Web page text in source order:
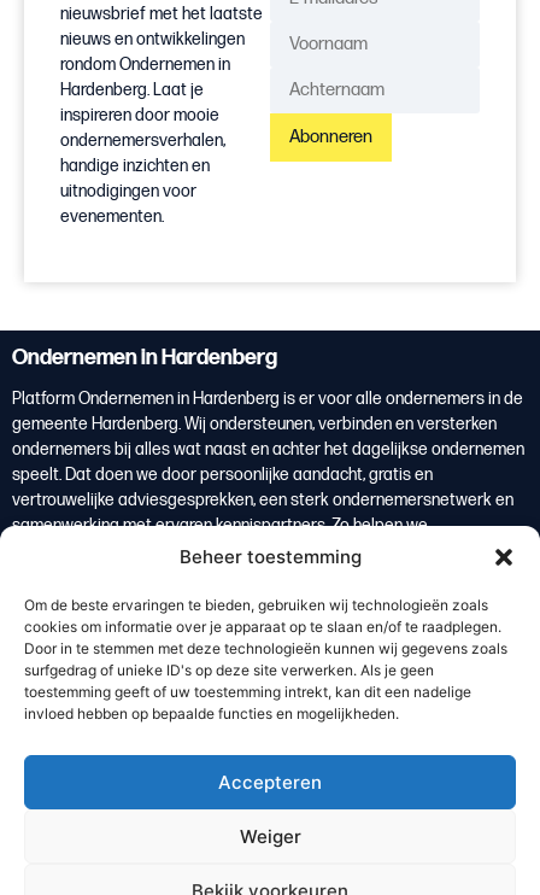
Beheer toestemming
Om de beste ervaringen te bieden, gebruiken wij technologieën zoals
cookies om informatie over je apparaat op te slaan en/of te raadplegen.
Door in te stemmen met deze technologieën kunnen wij gegevens zoals
surfgedrag of unieke ID's op deze site verwerken. Als je geen
toestemming geeft of uw toestemming intrekt, kan dit een nadelige
invloed hebben op bepaalde functies en mogelijkheden.
Accepteren
Weiger
Bekijk voorkeuren
nieuwsbrief met het laatste
nieuws en ontwikkelingen
rondom Ondernemen in
Hardenberg. Laat je
inspireren door mooie
ondernemersverhalen,
handige inzichten en
uitnodigingen voor
evenementen.
Abonneren
Ondernemen in Hardenberg
Platform Ondernemen in Hardenberg is er voor alle ondernemers in de
gemeente Hardenberg. Wij ondersteunen, verbinden en versterken
ondernemers bij alles wat naast en achter het dagelijkse ondernemen
speelt. Dat doen we door persoonlijke aandacht, gratis en
vertrouwelijke adviesgesprekken, een sterk ondernemersnetwerk en
samenwerking met ervaren kennispartners. Zo helpen we
ondernemers om overzicht te krijgen, weloverwogen keuzes te maken
en zijn daarmee een belangrijke bron van welvaart voor de regio
Hardenberg.
Lees meer
De kracht van de regio
Bedrijventerreinen